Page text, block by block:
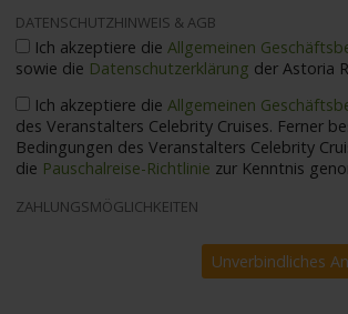
DATENSCHUTZHINWEIS & AGB
Ich akzeptiere dieAllgemeinen
sowie die Datenschutzerklärung der Astoria
Ich akzeptiere dieAllgemeinen
des Veranstalters Celebrity Cruises. Ferner bestätige ich die
Bedingungen des Veranstalters Celebrity
die Pauschalreise-Richtlinie zur Kenntnis
ZAHLUNGSMÖGLICHKEITEN